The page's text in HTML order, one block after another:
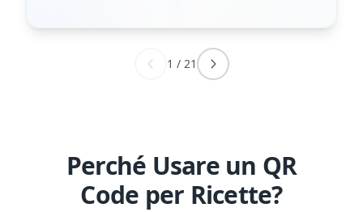
1 / 21
Perché Usare un QR
Code per Ricette?